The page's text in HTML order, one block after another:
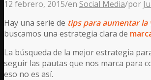
12 febrero, 2015/en Social Media/por
Hay una serie de tips para aumentar
buscamos una estrategia clara de
La búsqueda de la mejor estrategia
seguir las pautas que nos marca para
eso no es así.